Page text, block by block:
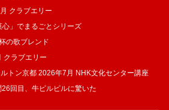
クラブエリー
」でまるごとシリーズ
の歌ブレンド
クラブエリー
トン京都 2026年7月 NHK文化センター講座
回目、牛ピルピルに驚いた